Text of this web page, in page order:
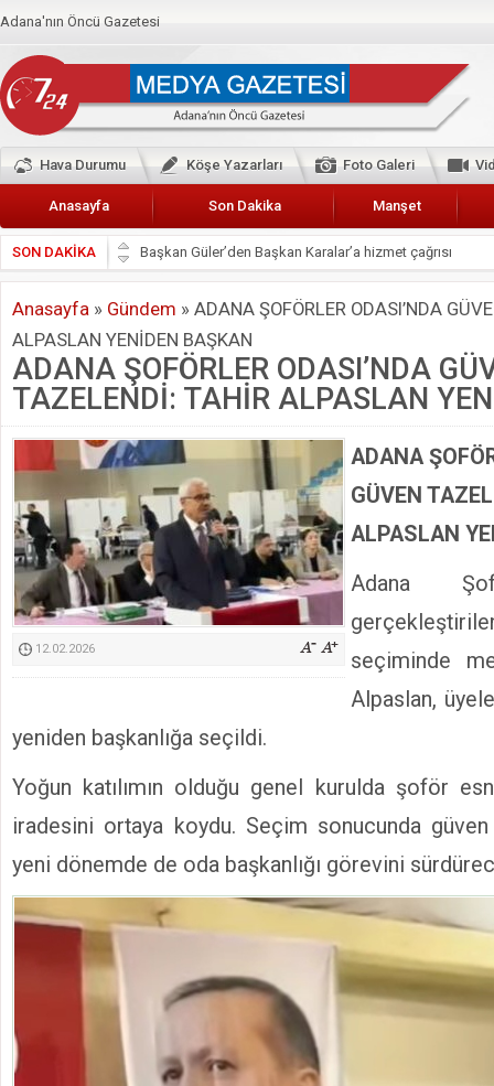
Adana'nın Öncü Gazetesi
Hava Durumu Köşe Yazarları Foto Galeri
Anasayfa Son Dakika Manşet
SON DAKİKA
Başkan Güler’den Başkan Karalar’a hizmet çağrısı
Lokantacılar ve Kebapçılar Esnaf Odası Başkanı Şefik
Hak-İş Abdurrahman Yücel
HDP İL BİNASININ ÖNÜNDE ANNELER TARİH
CEYHAN TİCARET ODASI
BÖLGEMİZ ÇUKUROVA’DA 2019 YILI PAMUK
İyi Parti Yüreğir İlçe Başkanı Enis Akyürek
Kimyasallardan Koruma Derneği Başkanı Cennet Çelik
Anasayfa » Gündem » ADANA ŞOFÖRLER ODASI’NDA
ALPASLAN YENİDEN BAŞKAN
ADANA ŞOFÖRLER ODASI’NDA
TAZELENDİ: TAHİR ALPASLAN
12.02.2026
ADANA
GÜVEN
ALPASLAN
Adana
seçiminde
Alpaslan,
yeniden başkanlığa seçildi.
Yoğun katılımın olduğu genel kurulda şoför
iradesini ortaya koydu. Seçim sonucunda
yeni dönemde de oda başkanlığı görevini